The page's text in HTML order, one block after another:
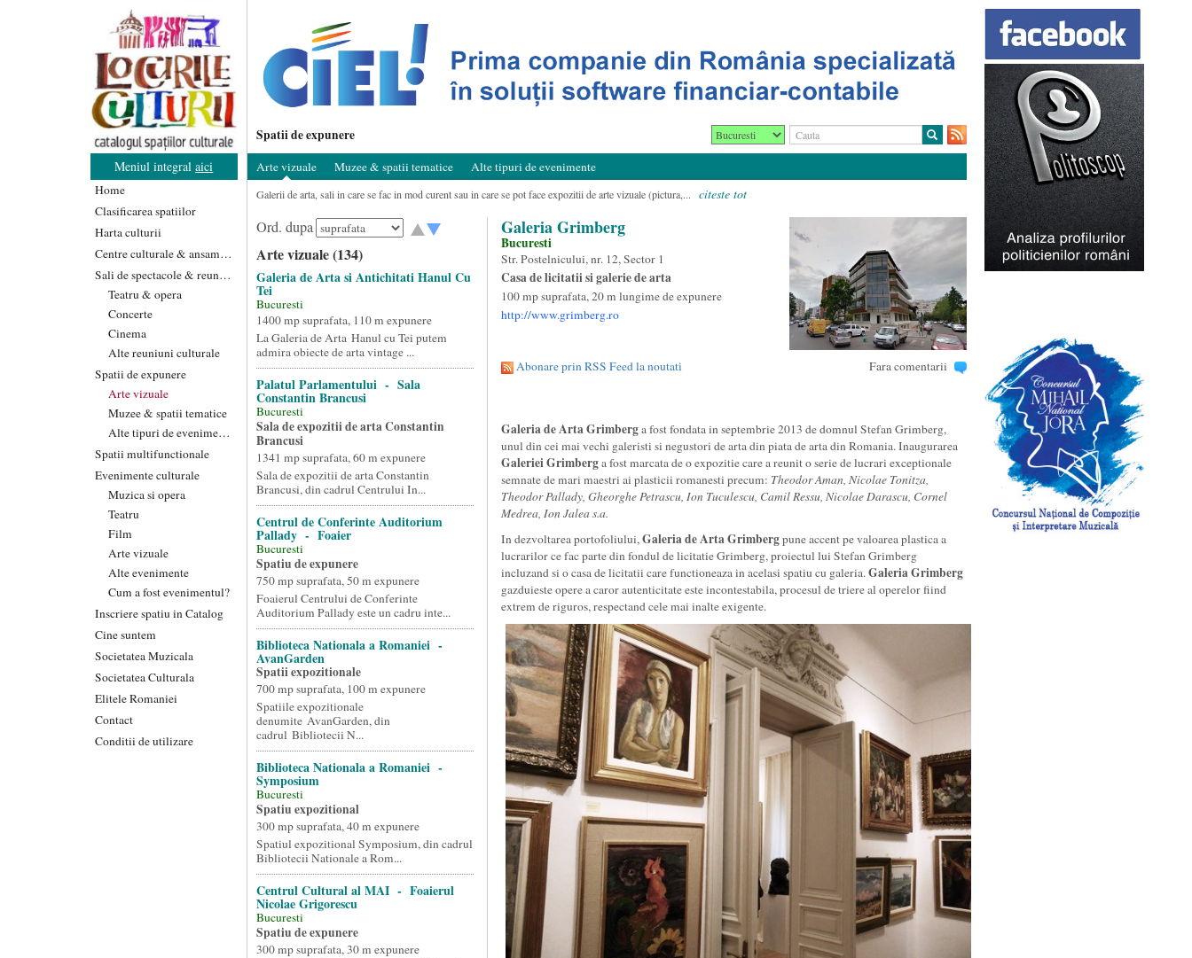
Meniul integralaici
Home
Clasificarea spatiilor
Harta culturii
Centre culturale & ansambluri
Sali de spectacole & reuniuni
Teatru & opera
Concerte
Cinema
Alte reuniuni culturale
Spatii de expunere
Arte vizuale
Muzee & spatii tematice
Alte tipuri de evenimente
Spatii multifunctionale
Evenimente culturale
Muzica si opera
Teatru
Film
Arte vizuale
Alte evenimente
Cum a fost evenimentul?
Inscriere spatiu in Catalog
Cine suntem
Societatea Muzicala
Societatea Culturala
Elitele Romaniei
Contact
Conditii de utilizare
Spatii de expunere
Arte vizuale Muzee & spatii tematice Alte tipuri de evenimente
Galerii de arta, sali in care se fac in mod curent sau in care se pot face expozitii de arte vizuale (pictura,... citeste tot
Ord. dupa
Arte vizuale (134)
Galeria de Arta si Antichitati Hanul Cu
Tei
Bucuresti
1400 mp suprafata, 110 m expunere
La Galeria de Arta Hanul cu Tei putem
admira obiecte de arta vintage ...
Palatul Parlamentului - Sala
Constantin Brancusi
Bucuresti
Sala de expozitii de arta Constantin
Brancusi
1341 mp suprafata, 60 m expunere
Sala de expozitii de arta Constantin
Brancusi, din cadrul Centrului In...
Centrul de Conferinte Auditorium
Pallady - Foaier
Bucuresti
Spatiu de expunere
750 mp suprafata, 50 m expunere
Foaierul Centrului de Conferinte
Auditorium Pallady este un cadru inte...
Biblioteca Nationala a Romaniei -
AvanGarden
Spatii expozitionale
700 mp suprafata, 100 m expunere
Spatiile expozitionale
denumite AvanGarden, din
cadrul Bibliotecii N...
Biblioteca Nationala a Romaniei -
Symposium
Bucuresti
Spatiu expozitional
300 mp suprafata, 40 m expunere
Spatiul expozitional Symposium, din cadrul
Bibliotecii Nationale a Rom...
Centrul Cultural al MAI - Foaierul
Nicolae Grigorescu
Bucuresti
Spatiu de expunere
300 mp suprafata, 30 m expunere
Galeria Grimberg
Bucuresti
Str. Postelnicului, nr. 12, Sector 1
Casa de licitatii si galerie de arta
100 mp suprafata, 20 m lungime de expunere
http://www.grimberg.ro
Abonare prin RSS Feed la noutati Fara comentarii
Galeria de Arta Grimberga fost fondata in septembrie 2013 de domnul Stefan Grimberg,
unul din cei mai vechi galeristi si negustori de arta din piata de arta din Romania. Inaugurarea
Galeriei Grimberga fost marcata de o expozitie care a reunit o serie de lucrari exceptionale
semnate de mari maestri ai plasticii romanesti precum: Theodor Aman, Nicolae Tonitza,
Theodor Pallady, Gheorghe Petrascu, Ion Tuculescu, Camil Ressu, Nicolae Darascu, Cornel
Medrea, Ion Jalea s.a.
In dezvoltarea portofoliului,Galeria de Arta Grimbergpune accent pe valoarea plastica a
lucrarilor ce fac parte din fondul de licitatie Grimberg, proiectul lui Stefan Grimberg
incluzand si o casa de licitatii care functioneaza in acelasi spatiu cu galeria.Galeria Grimberg
gazduieste opere a caror autenticitate este incontestabila, procesul de triere al operelor fiind
extrem de riguros, respectand cele mai inalte exigente.